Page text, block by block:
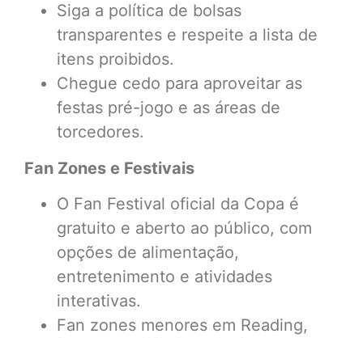
Siga a política de bolsas
transparentes e respeite a lista de
itens proibidos.
Chegue cedo para aproveitar as
festas pré-jogo e as áreas de
torcedores.
Fan Zones e Festivais
O Fan Festival oficial da Copa é
gratuito e aberto ao público, com
opções de alimentação,
entretenimento e atividades
interativas.
Fan zones menores em Reading,